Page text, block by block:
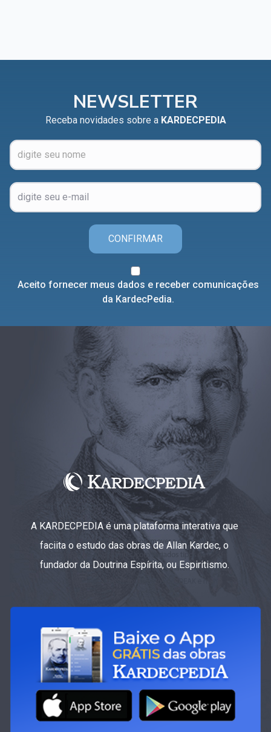
NEWSLETTER
Receba novidades sobre a KARDECPEDIA
CONFIRMAR
Aceito fornecer meus dados e receber comunicações
da KardecPedia.
A KARDECPEDIA é uma plataforma interativa que
faciita o estudo das obras de Allan Kardec, o
fundador da Doutrina Espírita, ou Espiritismo.